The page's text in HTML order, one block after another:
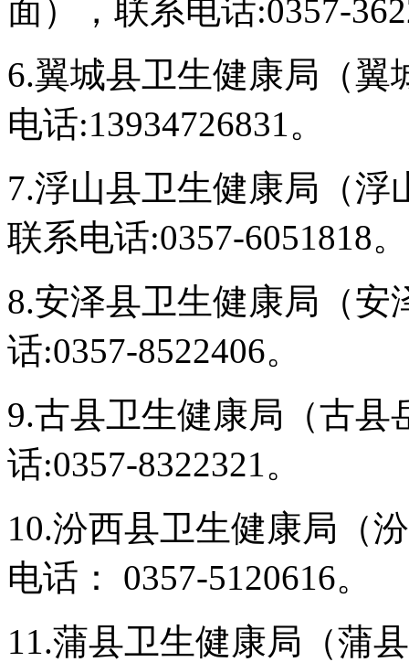
面），联系电话:0357-
6.翼城县卫生健康局（翼
电话:13934726831。
7.浮山县卫生健康局（浮
联系电话:0357-6051818。
8.安泽县卫生健康局（安
话:0357-8522406。
9.古县卫生健康局（古县
话:0357-8322321。
10.汾西县卫生健康局（
电话： 0357-5120616。
11.蒲县卫生健康局（蒲